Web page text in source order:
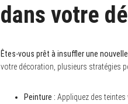
dans votre
Êtes-vous prêt à insuffler une
votre décoration, plusieurs stratégies
Peinture : Appliquez des teintes